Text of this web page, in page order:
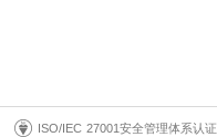
ISO/IEC 27001安全管理体系认证